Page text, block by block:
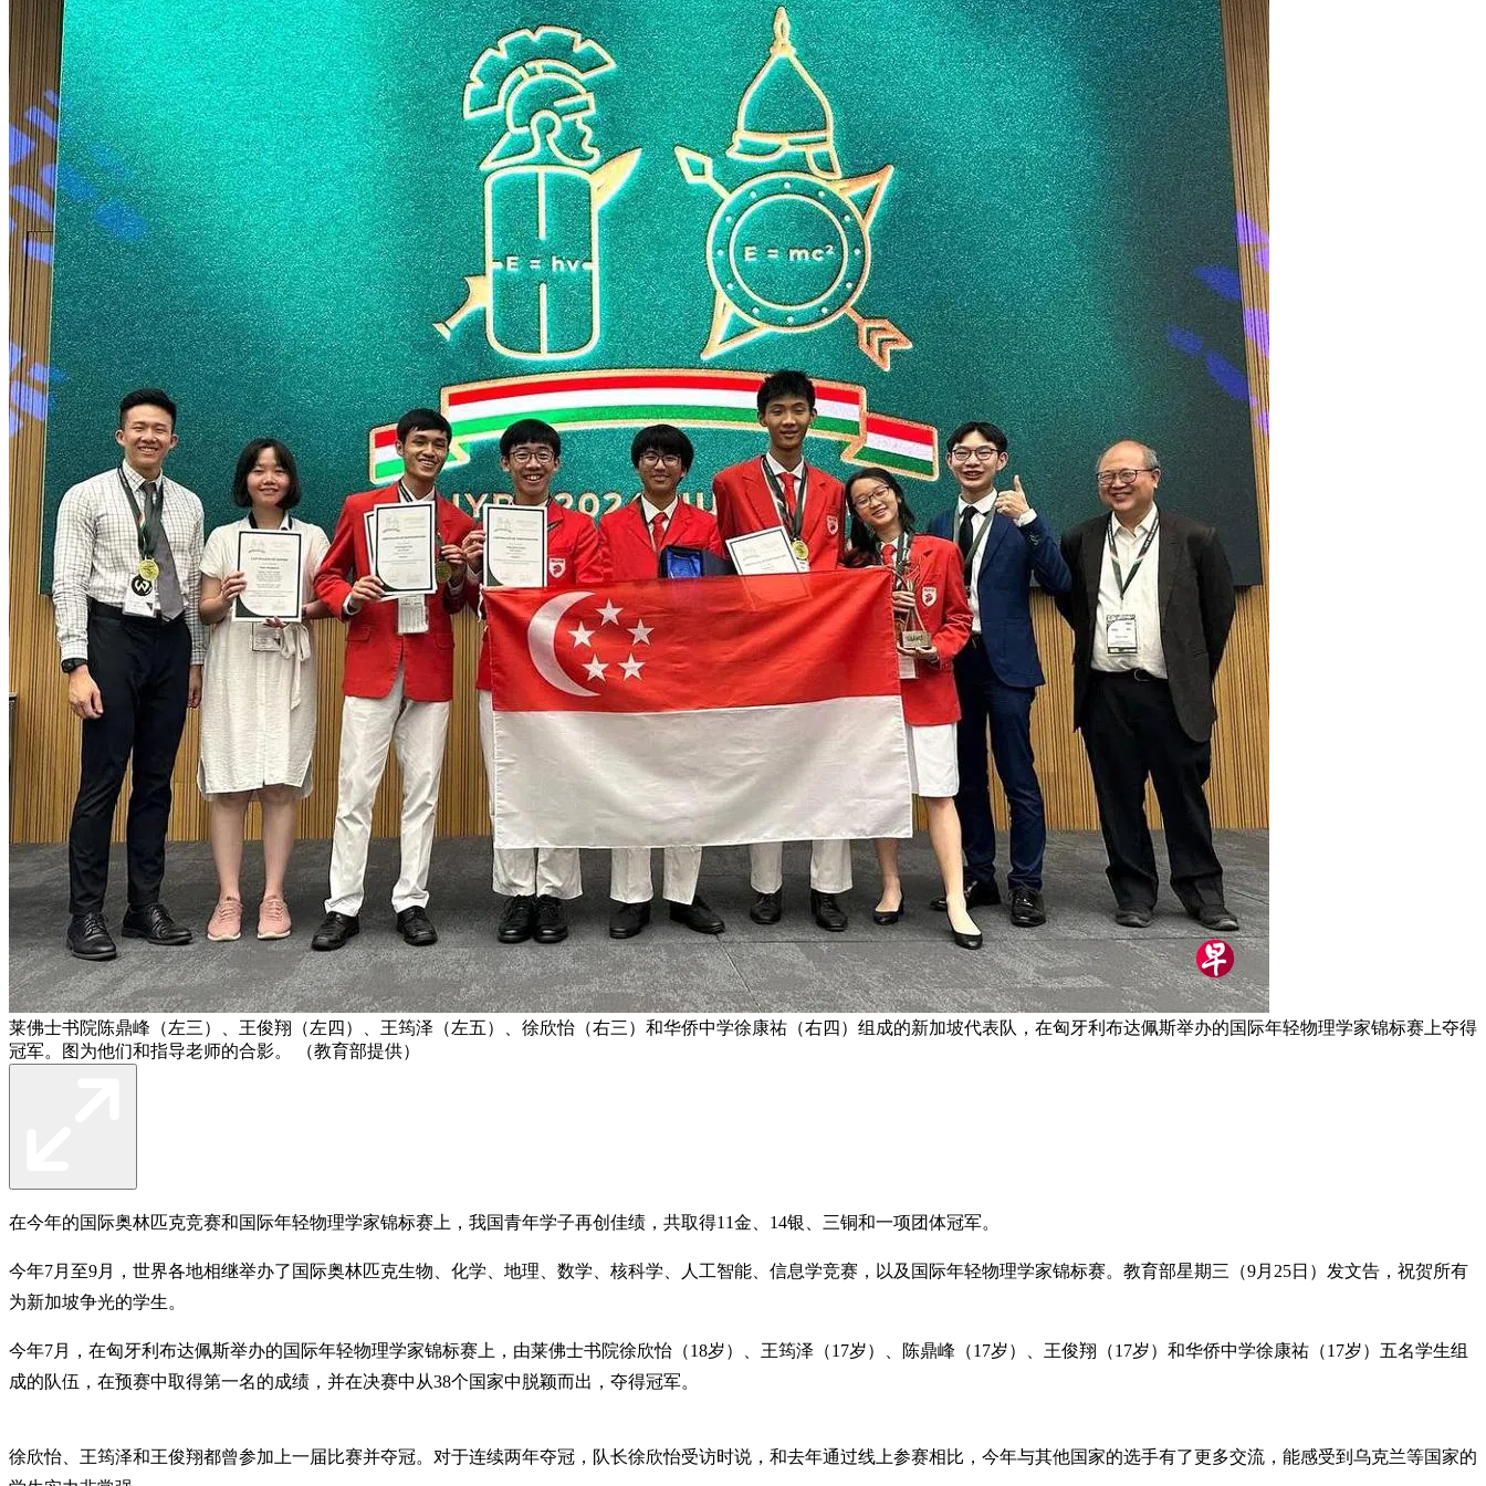
莱佛士书院陈鼎峰（左三）、王俊翔（左四）、王筠泽（左五）、徐欣怡（右三）和华侨中学徐康祐（右四）组成的新加坡代表队，在匈牙利布达佩斯举办的国际年轻物理学家锦标赛上夺得
冠军。图为他们和指导老师的合影。 （教育部提供）
在今年的国际奥林匹克竞赛和国际年轻物理学家锦标赛上，我国青年学子再创佳绩，共取得11金、14银、三铜和一项团体冠军。
今年7月至9月，世界各地相继举办了国际奥林匹克生物、化学、地理、数学、核科学、人工智能、信息学竞赛，以及国际年轻物理学家锦标赛。教育部星期三（9月25日）发文告，祝贺所有
为新加坡争光的学生。
今年7月，在匈牙利布达佩斯举办的国际年轻物理学家锦标赛上，由莱佛士书院徐欣怡（18岁）、王筠泽（17岁）、陈鼎峰（17岁）、王俊翔（17岁）和华侨中学徐康祐（17岁）五名学生组
成的队伍，在预赛中取得第一名的成绩，并在决赛中从38个国家中脱颖而出，夺得冠军。
徐欣怡、王筠泽和王俊翔都曾参加上一届比赛并夺冠。对于连续两年夺冠，队长徐欣怡受访时说，和去年通过线上参赛相比，今年与其他国家的选手有了更多交流，能感受到乌克兰等国家的